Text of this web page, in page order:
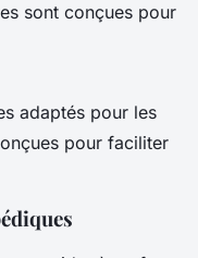
sont conçues pour
adaptés pour les
pour faciliter